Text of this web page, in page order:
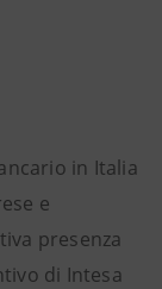
in Italia
e
presenza
di Intesa